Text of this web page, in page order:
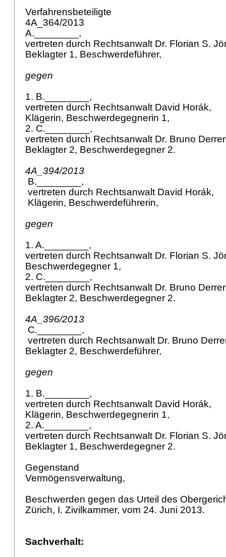
Verfahrensbeteiligte
4A_364/2013
A.________,
vertreten durch Rechtsanwalt Dr. Florian S.
Beklagter 1, Beschwerdeführer,
gegen
1. B.________,
vertreten durch Rechtsanwalt David Horák,
Klägerin, Beschwerdegegnerin 1,
2. C.________,
vertreten durch Rechtsanwalt Dr. Bruno
Beklagter 2, Beschwerdegegner 2.
4A_394/2013
B.________,
vertreten durch Rechtsanwalt David Horák,
Klägerin, Beschwerdeführerin,
gegen
1. A.________,
vertreten durch Rechtsanwalt Dr. Florian S.
Beschwerdegegner 1,
2. C.________,
vertreten durch Rechtsanwalt Dr. Bruno
Beklagter 2, Beschwerdegegner 2.
4A_396/2013
C.________,
vertreten durch Rechtsanwalt Dr. Bruno
Beklagter 2, Beschwerdeführer,
gegen
1. B.________,
vertreten durch Rechtsanwalt David Horák,
Klägerin, Beschwerdegegnerin 1,
2. A.________,
vertreten durch Rechtsanwalt Dr. Florian S.
Beklagter 1, Beschwerdegegner 2.
Gegenstand
Vermögensverwaltung,
Beschwerden gegen das Urteil des
Zürich, I. Zivilkammer, vom 24. Juni 2013.
Sachverhalt: